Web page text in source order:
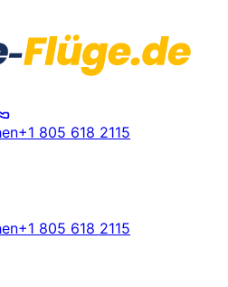
+1 805 618 2115
+1 805 618 2115